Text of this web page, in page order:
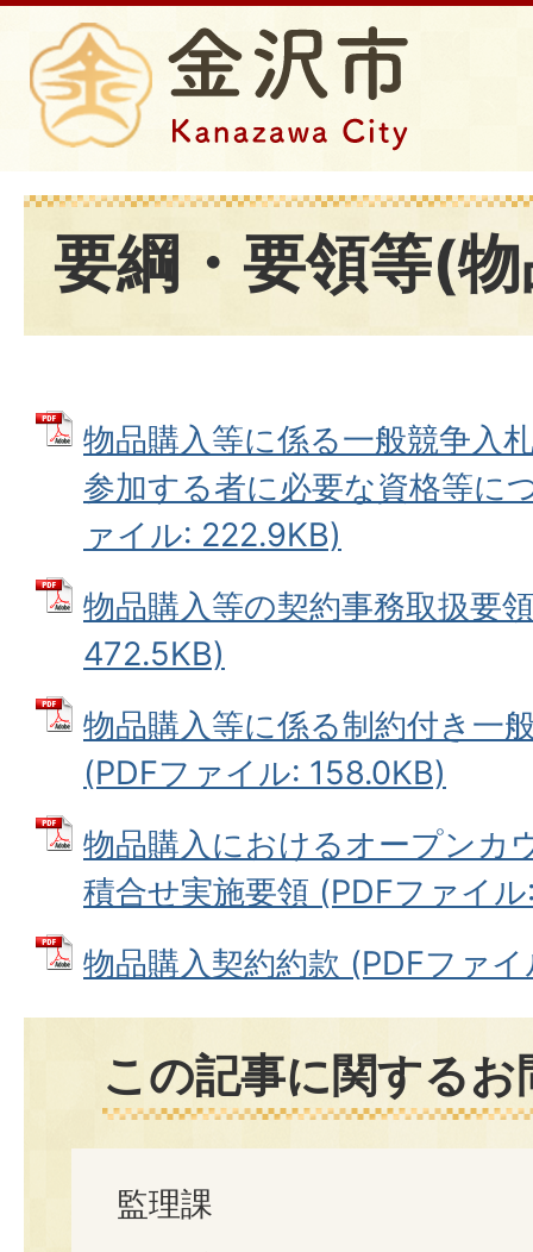
要綱・要領等(
物品購入等に係る一般競争入
参加する者に必要な資格等に
ァイル: 222.9KB)
物品購入等の契約事務取扱要
472.5KB)
物品購入等に係る制約付き一
(PDFファイル: 158.0KB)
物品購入におけるオープンカ
積合せ実施要領 (PDFファイ
物品購入契約約款 (PDFファイ
この記事に関する
監理課